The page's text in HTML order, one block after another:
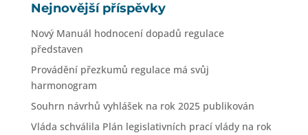
Nejnovější příspěvky
Nový Manuál hodnocení dopadů regulace
představen
Provádění přezkumů regulace má svůj
harmonogram
Souhrn návrhů vyhlášek na rok 2025 publikován
Vláda schválila Plán legislativních prací vlády na rok